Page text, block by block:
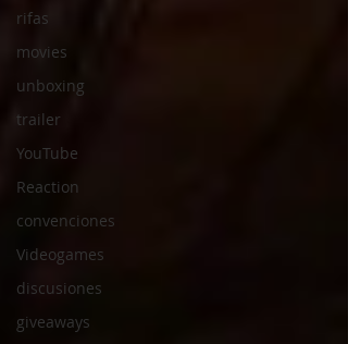
rifas
movies
unboxing
trailer
YouTube
Reaction
convenciones
Videogames
discusiones
giveaways